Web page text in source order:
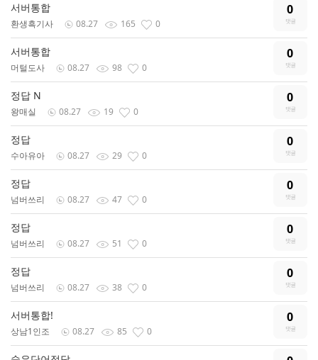
서버통합 0
환생흑기사 08.27 165 0
서버통합 0
머털도사 08.27 98 0
정답 N 0
왕매실 08.27 19 0
정답 0
수아유아 08.27 29 0
정답 0
넘버쓰리 08.27 47 0
정답 0
넘버쓰리 08.27 51 0
정답 0
넘버쓰리 08.27 38 0
서버통합! 0
상남1인조 08.27 85 0